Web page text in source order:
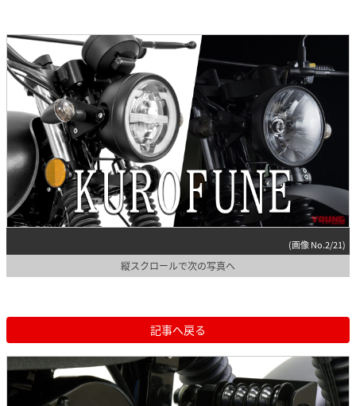
(画像 No.2/21)
縦スクロールで次の写真へ
記事へ戻る